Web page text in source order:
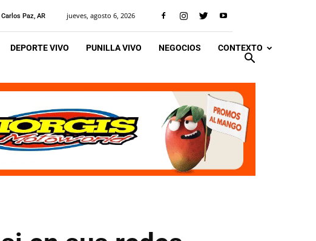
Paz, AR jueves, agosto 6, 2026
DEPORTE VIVO PUNILLA VIVO NEGOCIOS CONTEXTO